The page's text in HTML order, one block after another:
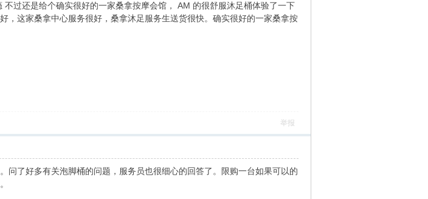
过还是给个确实很好的一家桑拿按摩会馆， AM 的很舒服沐足桶体验了一下
，这家桑拿中心服务很好，桑拿沐足服务生送货很快。确实很好的一家桑拿按
举报
问了好多有关泡脚桶的问题，服务员也很细心的回答了。限购一台如果可以的